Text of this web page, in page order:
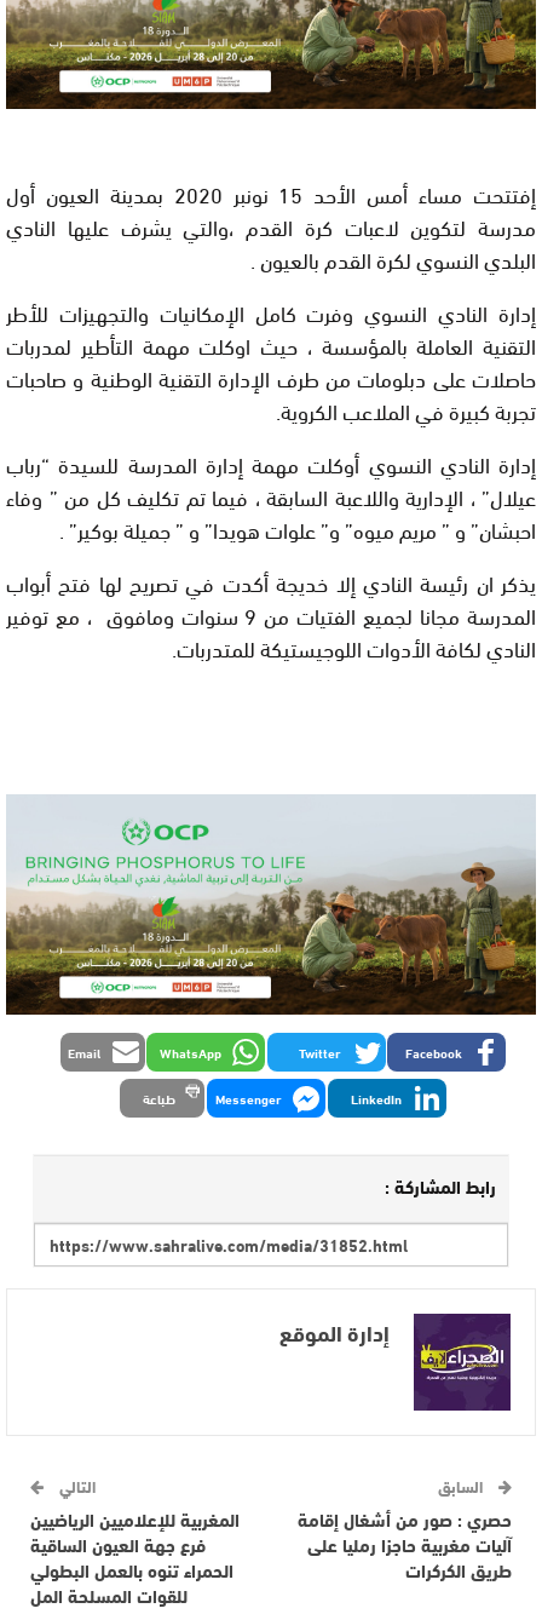
إفتتحت مساء أمس الأحد 15 نونبر 2020 بمدينة العيون أول
مدرسة لتكوين لاعبات كرة القدم ،والتي يشرف عليها النادي
البلدي النسوي لكرة القدم بالعيون .
إدارة النادي النسوي وفرت كامل الإمكانيات والتجهيزات للأطر
التقنية العاملة بالمؤسسة ، حيث اوكلت مهمة التأطير لمدربات
حاصلات على دبلومات من طرف الإدارة التقنية الوطنية و صاحبات
تجربة كبيرة في الملاعب الكروية.
إدارة النادي النسوي أوكلت مهمة إدارة المدرسة للسيدة “رباب
عيلال” ، الإدارية واللاعبة السابقة ، فيما تم تكليف كل من ” وفاء
احبشان” و ” مريم ميوه” و” علوات هويدا” و ” جميلة بوكير” .
يذكر ان رئيسة النادي إلا خديجة أكدت في تصريح لها فتح أبواب
المدرسة مجانا لجميع الفتيات من 9 سنوات ومافوق ، مع توفير
النادي لكافة الأدوات اللوجيستيكة للمتدربات.
Facebook
Twitter
WhatsApp
Email
LinkedIn
Messenger طباعة
رابط المشاركة :
إدارة الموقع
السابق
حصري : صور من أشغال إقامة
آليات مغربية حاجزا رمليا على
طريق الكركرات
التالي
المغربية للإعلاميين الرياضيين
فرع جهة العيون الساقية
الحمراء تنوه بالعمل البطولي
للقوات المسلحة المل